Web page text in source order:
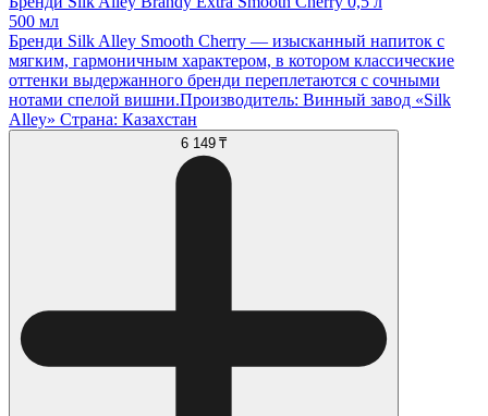
500 мл
Бренди Silk Alley Smooth Cherry — изысканный напиток с
мягким, гармоничным характером, в котором классические
оттенки выдержанного бренди переплетаются с сочными
нотами спелой вишни. ​Производитель: Винный завод «Silk
Alley» Страна: Казахстан
6 149 ₸